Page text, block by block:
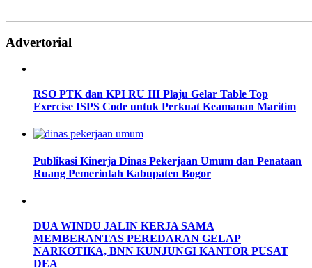
Advertorial
RSO PTK dan KPI RU III Plaju Gelar Table Top
Exercise ISPS Code untuk Perkuat Keamanan Maritim
Publikasi Kinerja Dinas Pekerjaan Umum dan Penataan
Ruang Pemerintah Kabupaten Bogor
DUA WINDU JALIN KERJA SAMA
MEMBERANTAS PEREDARAN GELAP
NARKOTIKA, BNN KUNJUNGI KANTOR PUSAT
DEA